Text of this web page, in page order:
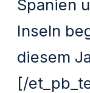
Spanien
Inseln
diesem
[/